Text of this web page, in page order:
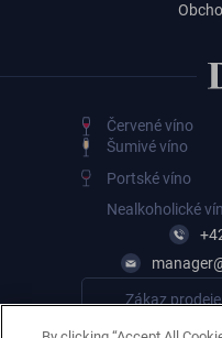
Červené víno
Šumivé víno
Portské víno
Nealkoholické
Zákaz